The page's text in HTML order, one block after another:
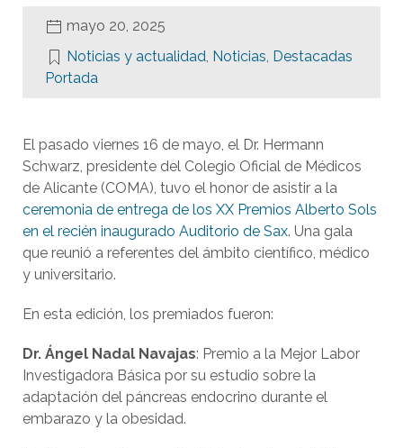
mayo 20, 2025
Noticias y actualidad, Noticias, Destacadas
Portada
El pasado viernes 16 de mayo, el Dr. Hermann
Schwarz, presidente del Colegio Oficial de Médicos
de Alicante (COMA), tuvo el honor de asistir a la
ceremonia de entrega de los XX Premios Alberto Sols
en el recién inaugurado Auditorio de Sax. Una gala
que reunió a referentes del ámbito científico, médico
y universitario.
En esta edición, los premiados fueron:
Dr. Ángel Nadal Navajas: Premio a la Mejor Labor
Investigadora Básica por su estudio sobre la
adaptación del páncreas endocrino durante el
embarazo y la obesidad.